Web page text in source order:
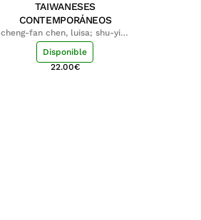
TAIWANESES
CONTEMPORÁNEOS
cheng-fan chen, luisa; shu-ying
chang, luisa
Disponible
22.00€